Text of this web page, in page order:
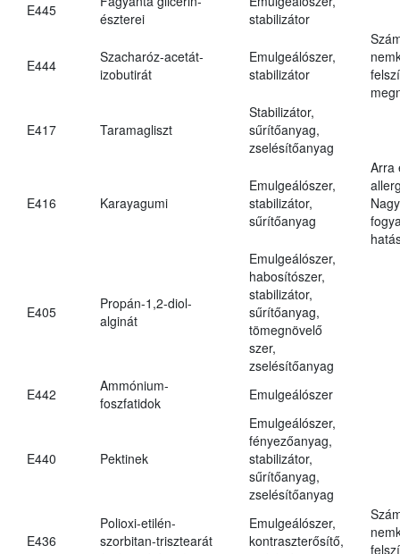
E445
észterei
stabilizátor
E444
Szacharóz-acetát-
izobutirát
Emulgeálószer,
stabilizátor
E417 Taramagliszt
Stabilizátor,
sűrítőanyag,
zselésítőanyag
E416 Karayagumi
Emulgeálószer,
stabilizátor,
sűrítőanyag
Arra
E405
Propán-1,2-diol-
alginát
Emulgeálószer,
habosítószer,
stabilizátor,
sűrítőanyag,
tömegnövelő
szer,
zselésítőanyag
E442
Ammónium-
foszfatidok
Emulgeálószer
E440 Pektinek
Emulgeálószer,
fényezőanyag,
stabilizátor,
sűrítőanyag,
zselésítőanyag
E436
Polioxi-etilén-
szorbitan-trisztearát
Emulgeálószer,
kontraszterősítő,